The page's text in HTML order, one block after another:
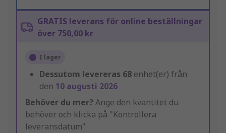
GRATIS leverans för online beställningar
över 750,00 kr
I lager
Dessutom levereras 68 enhet(er) från
den 10 augusti 2026
Behöver du mer? Ange den kvantitet du
behöver och klicka på "Kontrollera
leveransdatum"